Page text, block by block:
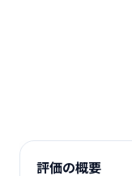
評価の概要